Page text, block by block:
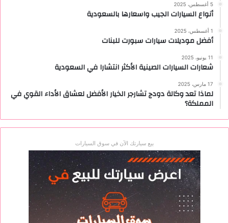
5 أغسطس، 2025
أنواع السيارات الجيب واسعارها بالسعودية
1 أغسطس، 2025
أفضل موديلات سيارات سبورت للبنات
11 يونيو، 2025
شعارات السيارات الصينية الأكثر انتشارا في السعودية
17 مارس، 2025
لماذا تعد وكالة دودج تشارجر الخيار الأفضل لعشاق الأداء القوي في
المملكة؟
بيع سيارتك الآن في سوق السيارات